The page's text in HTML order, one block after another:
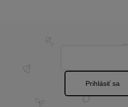
Prihlásiť sa